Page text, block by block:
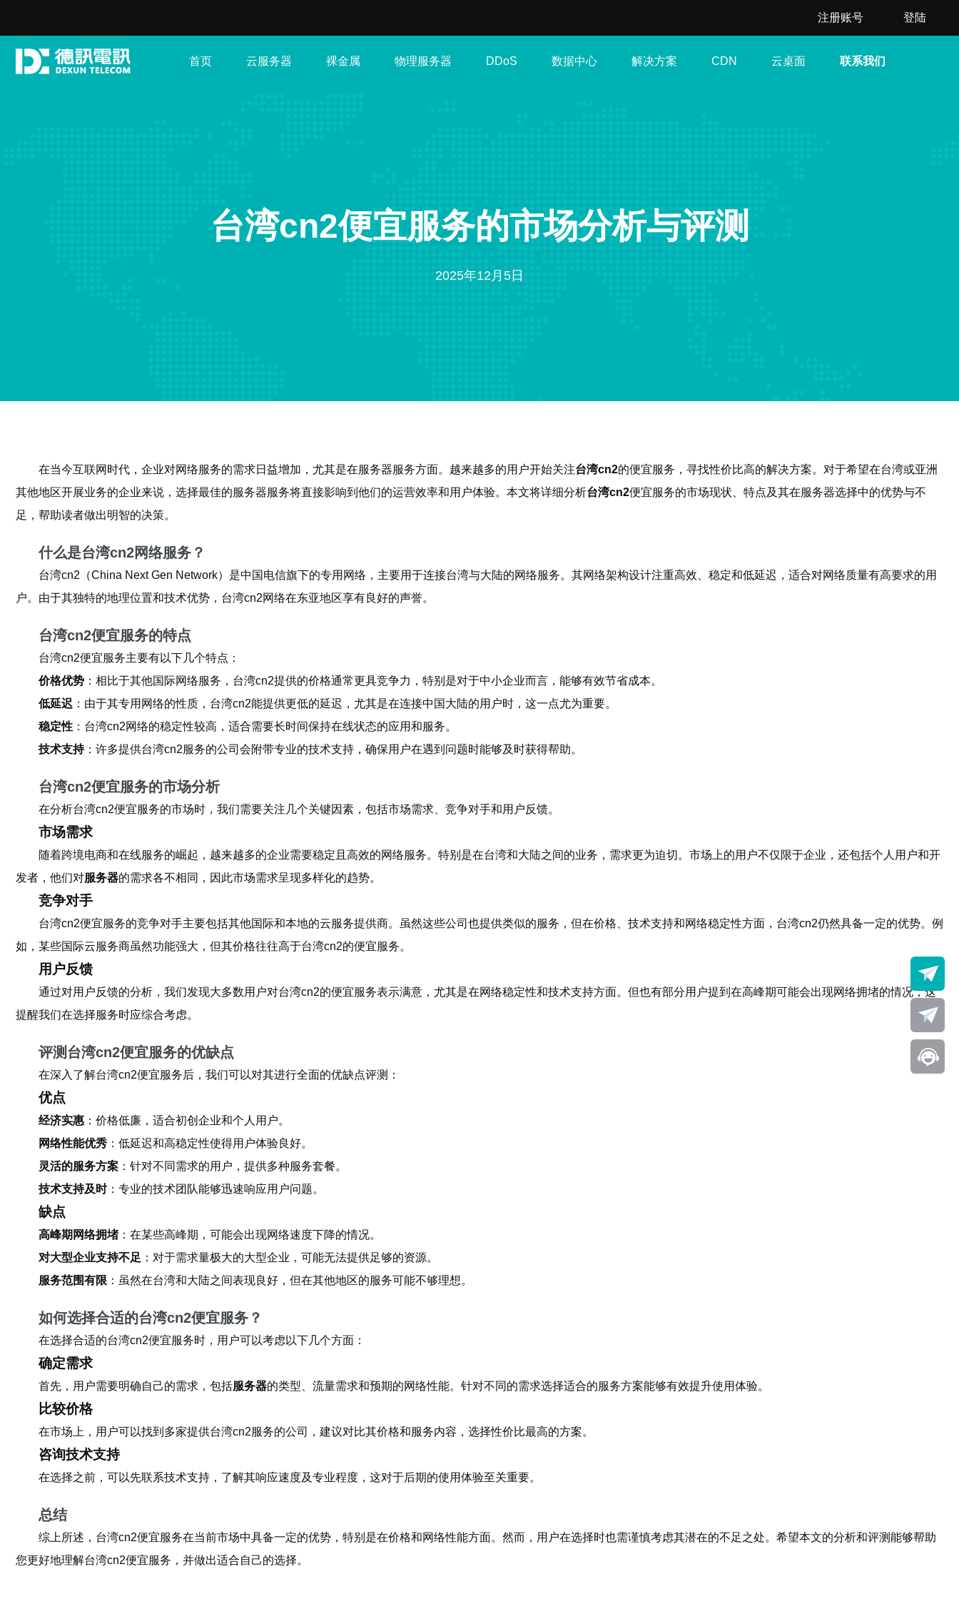
注册账号 登陆
首页 云服务器 裸金属 物理服务器 DDoS 数据中心 解决方案 CDN 云桌面 联系我们
台湾cn2便宜服务的市场分析与评测
2025年12月5日
在当今互联网时代，企业对网络服务的需求日益增加，尤其是在服务器服务方面。越来越多的用户开始关注台湾cn2的便宜服务，寻找性价比高的解决方案。对于希望在台湾或亚洲
其他地区开展业务的企业来说，选择最佳的服务器服务将直接影响到他们的运营效率和用户体验。本文将详细分析台湾cn2便宜服务的市场现状、特点及其在服务器选择中的优势与不
足，帮助读者做出明智的决策。
什么是台湾cn2网络服务？
台湾cn2（China Next Gen Network）是中国电信旗下的专用网络，主要用于连接台湾与大陆的网络服务。其网络架构设计注重高效、稳定和低延迟，适合对网络质量有高要求的用
户。由于其独特的地理位置和技术优势，台湾cn2网络在东亚地区享有良好的声誉。
台湾cn2便宜服务的特点
台湾cn2便宜服务主要有以下几个特点：
价格优势 ：相比于其他国际网络服务，台湾cn2提供的价格通常更具竞争力，特别是对于中小企业而言，能够有效节省成本。
低延迟 ：由于其专用网络的性质，台湾cn2能提供更低的延迟，尤其是在连接中国大陆的用户时，这一点尤为重要。
稳定性 ：台湾cn2网络的稳定性较高，适合需要长时间保持在线状态的应用和服务。
技术支持：许多提供台湾cn2服务的公司会附带专业的技术支持，确保用户在遇到问题时能够及时获得帮助。
台湾cn2便宜服务的市场分析
在分析台湾cn2便宜服务的市场时，我们需要关注几个关键因素，包括市场需求、竞争对手和用户反馈。
市场需求
随着跨境电商和在线服务的崛起，越来越多的企业需要稳定且高效的网络服务。特别是在台湾和大陆之间的业务，需求更为迫切。市场上的用户不仅限于企业，还包括个人用户和开
发者，他们对服务器的需求各不相同，因此市场需求呈现多样化的趋势。
竞争对手
台湾cn2便宜服务的竞争对手主要包括其他国际和本地的云服务提供商。虽然这些公司也提供类似的服务，但在价格、技术支持和网络稳定性方面，台湾cn2仍然具备一定的优势。例
如，某些国际云服务商虽然功能强大，但其价格往往高于台湾cn2的便宜服务。
用户反馈
通过对用户反馈的分析，我们发现大多数用户对台湾cn2的便宜服务表示满意，尤其是在网络稳定性和技术支持方面。但也有部分用户提到在高峰期可能会出现网络拥堵的情况，这
提醒我们在选择服务时应综合考虑。
评测台湾cn2便宜服务的优缺点
在深入了解台湾cn2便宜服务后，我们可以对其进行全面的优缺点评测：
优点
经济实惠 ：价格低廉，适合初创企业和个人用户。
网络性能优秀 ：低延迟和高稳定性使得用户体验良好。
灵活的服务方案 ：针对不同需求的用户，提供多种服务套餐。
技术支持及时：专业的技术团队能够迅速响应用户问题。
缺点
高峰期网络拥堵：在某些高峰期，可能会出现网络速度下降的情况。
对大型企业支持不足 ：对于需求量极大的大型企业，可能无法提供足够的资源。
服务范围有限 ：虽然在台湾和大陆之间表现良好，但在其他地区的服务可能不够理想。
如何选择合适的台湾cn2便宜服务？
在选择合适的台湾cn2便宜服务时，用户可以考虑以下几个方面：
确定需求
首先，用户需要明确自己的需求，包括服务器的类型、流量需求和预期的网络性能。针对不同的需求选择适合的服务方案能够有效提升使用体验。
比较价格
在市场上，用户可以找到多家提供台湾cn2服务的公司，建议对比其价格和服务内容，选择性价比最高的方案。
咨询技术支持
在选择之前，可以先联系技术支持，了解其响应速度及专业程度，这对于后期的使用体验至关重要。
总结
综上所述，台湾cn2便宜服务在当前市场中具备一定的优势，特别是在价格和网络性能方面。然而，用户在选择时也需谨慎考虑其潜在的不足之处。希望本文的分析和评测能够帮助
您更好地理解台湾cn2便宜服务，并做出适合自己的选择。